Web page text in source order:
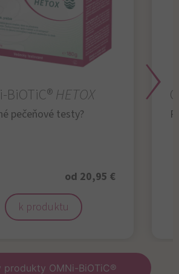
BiOTiC®HETOX
pečeňové testy?
od 20,95 €
k produktu
produkty OMNi-BiOTiC®